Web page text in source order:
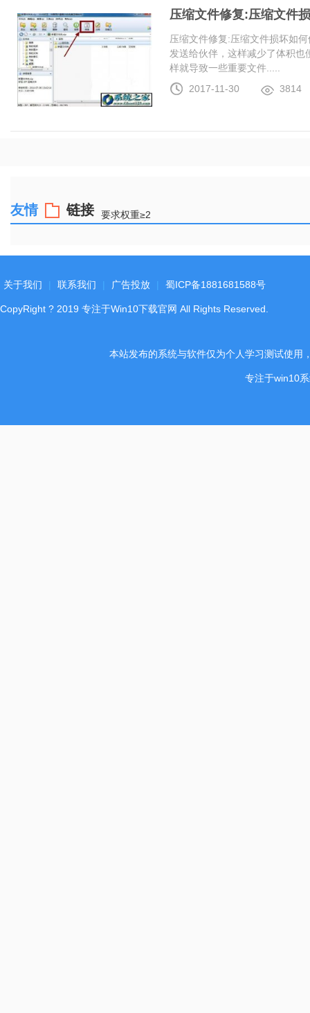
压缩文件修复:压缩文件
压缩文件修复:压缩文件损坏如
发送给伙伴，这样减少了体积
样就导致一些重要文件.....
2017-11-30
3814
友情 链接 要求权重≥2
关于我们 联系我们 广告投放 蜀ICP备1881681588号
CopyRight ? 2019 专注于Win10下载官网 All Rights Reserved.
本站发布的系统与软件仅为个人学习测试使用
专注于win10